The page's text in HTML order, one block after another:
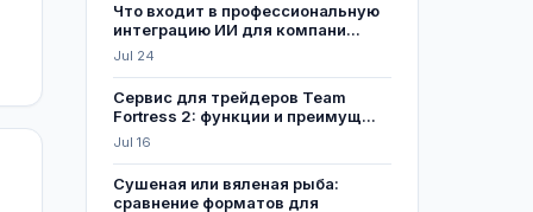
Что входит в профессиональную
интеграцию ИИ для компани...
Jul 24
Сервис для трейдеров Team
Fortress 2: функции и преимущ...
Jul 16
Сушеная или вяленая рыба:
сравнение форматов для